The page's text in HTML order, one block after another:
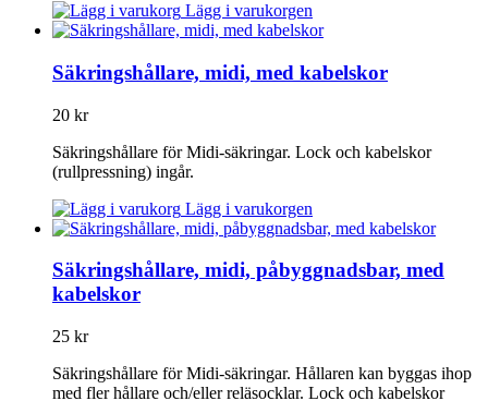
Lägg i varukorgen
Säkringshållare, midi, med kabelskor
20 kr
Säkringshållare för Midi-säkringar. Lock och kabelskor
(rullpressning) ingår.
Lägg i varukorgen
Säkringshållare, midi, påbyggnadsbar, med
kabelskor
25 kr
Säkringshållare för Midi-säkringar. Hållaren kan byggas ihop
med fler hållare och/eller reläsocklar. Lock och kabelskor